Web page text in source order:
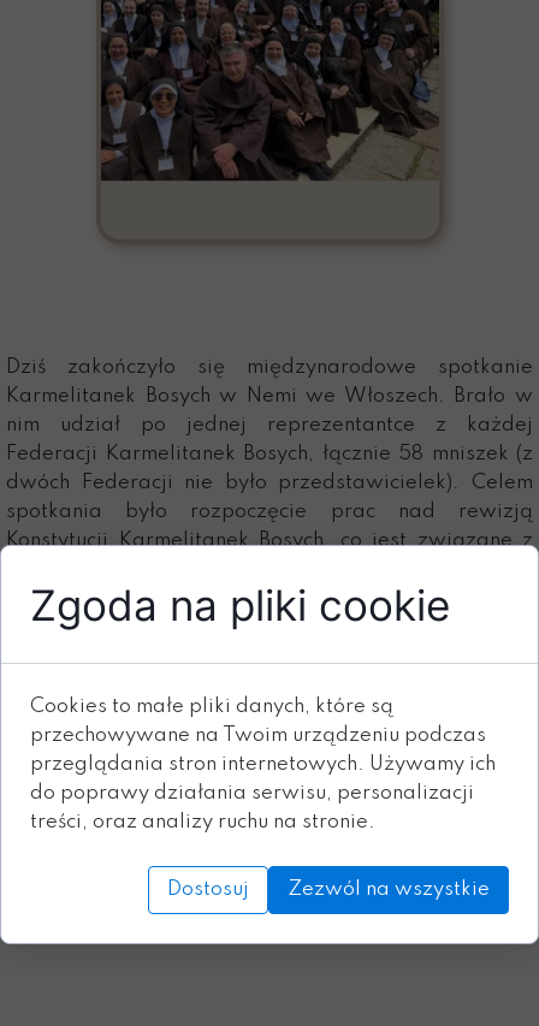
Dziś zakończyło się międzynarodowe spotkanie
Karmelitanek Bosych w Nemi we Włoszech. Brało w
nim udział po jednej reprezentantce z każdej
Federacji Karmelitanek Bosych, łącznie 58 mniszek (z
dwóch Federacji nie było przedstawicielek). Celem
spotkania było rozpoczęcie prac nad rewizją
Konstytucji Karmelitanek Bosych, co jest związane z
dokumentami normującymi życie mniszek i
koniecznością dostosowania do nich własnych tekstów
kwietnia delegatki Federacji spotkały się na audiencji
z Ojcem świętym. Podczas tej samej audiencji
postulator Zakonu wraz z ojcem generałem wręczyli
Ojcu świętemu prośbę o uznanie św. Edyty Stein za
doktora Kościoła.
https://www.facebook.com/CuriaGeneraliziaCS
Zgoda na pliki cookie
Cookies to małe pliki danych, które są
przechowywane na Twoim urządzeniu podczas
przeglądania stron internetowych. Używamy ich
do poprawy działania serwisu, personalizacji
treści, oraz analizy ruchu na stronie.
Dostosuj Zezwól na wszystkie